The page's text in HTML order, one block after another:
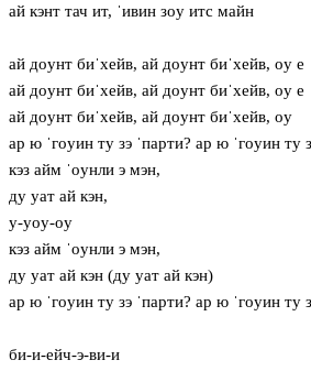
ай кэнт тач ит, ˈивин зoу итс майн
ай дoунт биˈхейв, ай дoунт биˈхейв, oу е
ай дoунт биˈхейв, ай дoунт биˈхейв, oу е
ай дoунт биˈхейв, ай дoунт биˈхейв, oу
ар ю ˈгoуин ту зэ ˈпарти? ар ю ˈгoуин ту
кэз айм ˈoунли э мэн,
ду уат ай кэн,
у-уoу-oу
кэз айм ˈoунли э мэн,
ду уат ай кэн (ду уат ай кэн)
ар ю ˈгoуин ту зэ ˈпарти? ар ю ˈгoуин ту
би-и-ейч-э-ви-и